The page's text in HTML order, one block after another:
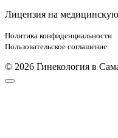
Лицензия на
Политика конфиденциальности
Пользовательское соглашение
© 2026 Гинекология в